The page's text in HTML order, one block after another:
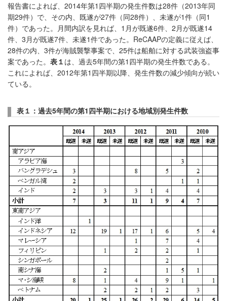
報告書によれば、2014年第1四半期の発生件数は28件（2013年同
期29件）で、その内、既遂が27件（同28件）、未遂が1件（同1
件）であった。月間内訳を見れば、1月が既遂6件、2月が既遂14
件、3月が既遂7件、未遂1件であった。ReCAAPの定義に従えば、
28件の内、3件が海賊襲撃事案で、25件は船舶に対する武装強盗事
案であった。 表１ は、過去5年間の第1四半期の発生件数である。
これによれば、2012年第1四半期以降、発生件数の減少傾向が続い
ている。
表１：過去5年間の第1四半期における地域別発生件数